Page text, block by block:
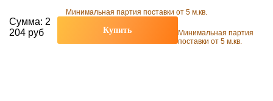
Минимальная партия поставки от 5 м.кв.
Сумма: 2
204 руб
Купить
Минимальная партия
поставки от 5 м.кв.